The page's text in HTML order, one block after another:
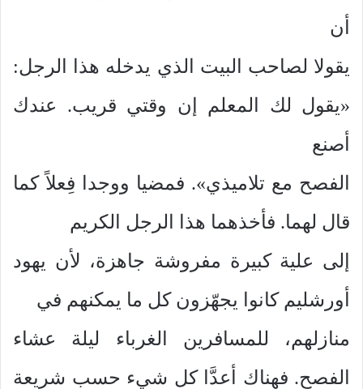
أن
يقولا لصاحب البيت الذي يدخله هذا الرجل:
«يقول لك المعلم إن وقتي قريب. عندك
أصنع
الفصح مع تلاميذي». فمضيا ووجدا فِعلاً كما
قال لهما. فأخذهما هذا الرجل الكريم
إلى علية كبيرة مفروشة جاهزة، لأن يهود
أورشليم كانوا يجهّزون كل ما يمكنهم في
منازلهم، للمسافرين الغرباء ليلة عشاء
الفصح. فهناك أعدَّا كل شيء حسب شريعة